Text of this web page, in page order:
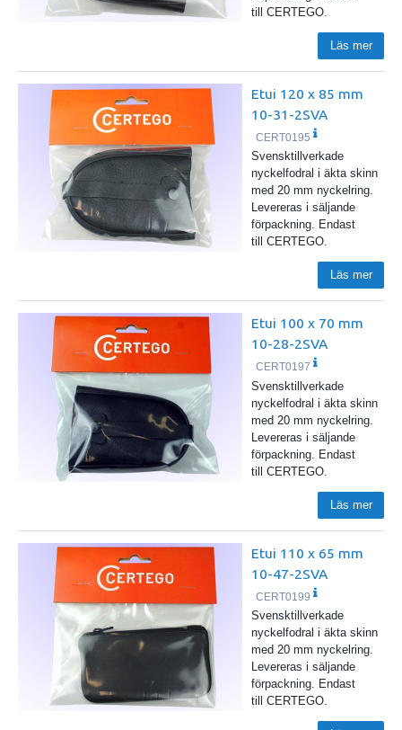
till CERTEGO.
Läs mer
Etui 120 x 85 mm
10-31-2SVA
CERT0195
Svensktillverkade
nyckelfodral i äkta skinn
med 20 mm nyckelring.
Levereras i säljande
förpackning. Endast
till CERTEGO.
Läs mer
Etui 100 x 70 mm
10-28-2SVA
CERT0197
Svensktillverkade
nyckelfodral i äkta skinn
med 20 mm nyckelring.
Levereras i säljande
förpackning. Endast
till CERTEGO.
Läs mer
Etui 110 x 65 mm
10-47-2SVA
CERT0199
Svensktillverkade
nyckelfodral i äkta skinn
med 20 mm nyckelring.
Levereras i säljande
förpackning. Endast
till CERTEGO.